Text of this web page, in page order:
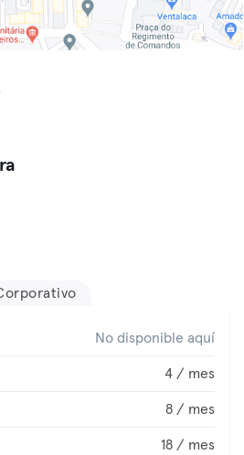
No disponible aquí
4 / mes
8 / mes
18 / mes